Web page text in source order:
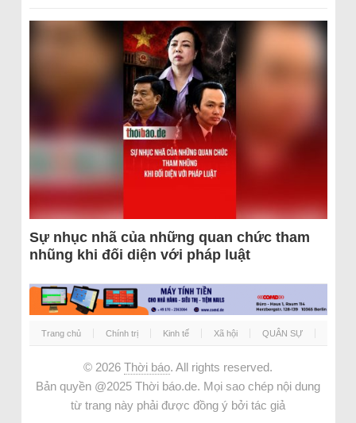
Sự nhục nhã của những quan chức tham
nhũng khi đối diện với pháp luật
Trang chủ Chính trị Kinh tế Xã hội QUÂN SỰ
© 2026 Thời báo. All rights reserved.
Bản quyền @2025 Thời báo.de. Mọi sao chép nội dung
từ trang này phải được đồng ý bởi tác giả